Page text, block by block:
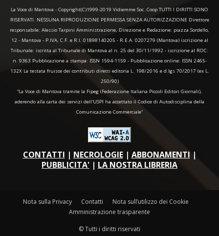
La Voce di Mantova - Copyright(C)1999-2019 Vidiemme Soc. Coop TUTTI I DIRITTI SONO
RISERVATI. NESSUNA RIPRODUZIONE PERMESSA SENZA AUTORIZZAZIONE Direttore
responsabile: Alessio Tarpini Amministrazione, Direzione e Redazione: piazza Sordello,
12 - Mantova - P.IVA, C.F. e R.I. 01898140205 - R.E.A. 0207279 (Mantova) iscrizione al
Tribunale: iscritta al Tribunale di Mantova al n. 25 del 30/11/1992 - iscrizione al ROC:
n. 9363 Pubblicazione a stampa: ISSN 1594-1159 - Pubblicazione online: ISSN 2465-
132X La testata fruisce dei contributi diretti editoria L. 198/2016 e d.lgs 70/2017 (ex L.
250/90)
“La Voce di Mantova tramite la Fipeg (Federazione Italiana Piccoli Editori Giornali),
aderendo alla carta dei servizi dell'USPI ha accettato il Codice di Autodisciplina della
Comunicazione Commerciale"
CONTATTI | NECROLOGIE| ABBONAMENTI |
PUBBLICITA' | LA NOSTRA LIBRERIA
Nota sulla Privacy Contatti
Nota sull’utilizzo dei Cookie
Amministrazione trasparente
© Tutti i diritti riservati